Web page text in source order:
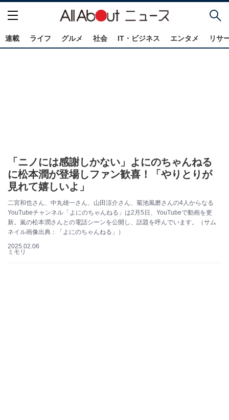
連載 ライフ グルメ 社会 IT・ビジネス エンタメ リサ
「ニノには感謝しかない」よにのちゃんねる
に松本潤が登場しファン歓喜！「やりとりが
見れて嬉しいよ」
二宮和也さん、中丸雄一さん、山田涼介さん、菊池風磨さんの4人からなる
YouTubeチャンネル「よにのちゃんねる」は2月5日、YouTubeで動画を更
新。嵐の松本潤さんとの電話シーンを公開し、話題を呼んでいます。（サム
ネイル画像出典：「よにのちゃんねる」）
2025.02.06
ミモリ